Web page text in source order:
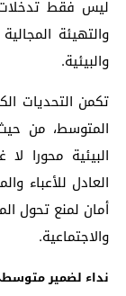
ليس فقط تدخلات
والتهيئة
والبيئية.
تكمن التحديات
المتوسط، من حيث
البيئية محورا
العادل للأعباء
أمان لمنع تحول
والاجتماعية.
نداء لضمير